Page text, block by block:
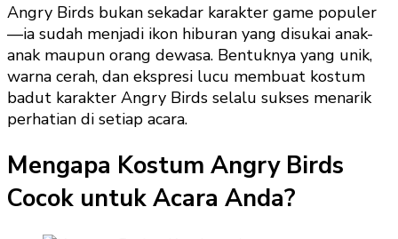
Angry Birds bukan sekadar karakter game populer
—ia sudah menjadi ikon hiburan yang disukai anak-
anak maupun orang dewasa. Bentuknya yang unik,
warna cerah, dan ekspresi lucu membuat kostum
badut karakter Angry Birds selalu sukses menarik
perhatian di setiap acara.
Mengapa Kostum Angry Birds
Cocok untuk Acara Anda?